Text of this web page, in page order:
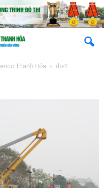
Thanh Hóa do-1